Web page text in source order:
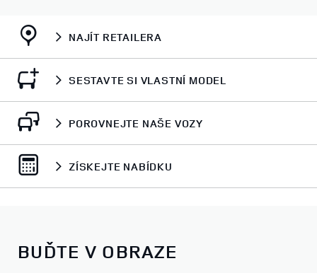
NAJÍT RETAILERA
SESTAVTE SI VLASTNÍ MODEL
POROVNEJTE NAŠE VOZY
ZÍSKEJTE NABÍDKU
BUĎTE V OBRAZE